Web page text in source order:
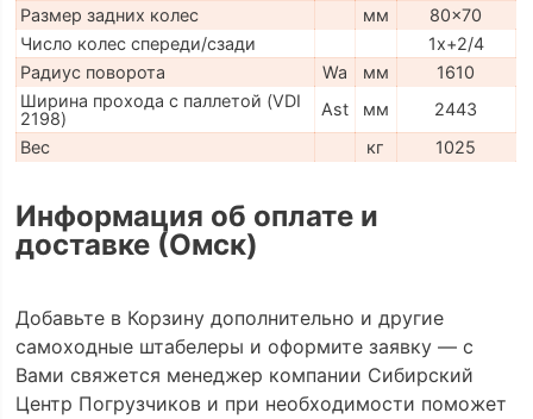
Размер задних колес
мм
80x70
Число колес спереди/сзади
1x+2/4
Радиус поворота
Wa мм
1610
Ширина прохода с паллетой (VDI
2198)
Ast мм
2443
Вес
кг 1025
Информация об оплате и
доставке (Омск)
Добавьте в Корзину дополнительно и другие
самоходные штабелеры и оформите заявку — с
Вами свяжется менеджер компании Сибирский
Центр Погрузчиков и при необходимости поможет